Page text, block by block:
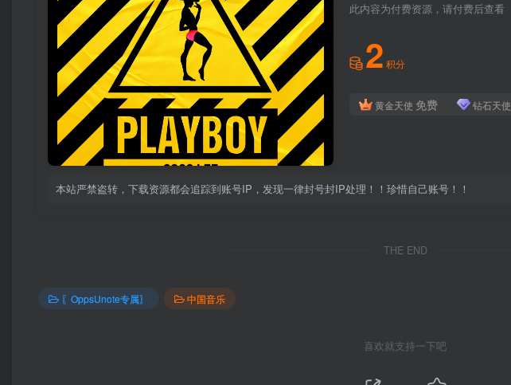
此内容为付费资源，请付费后查看
2 积分
黄金天使 免费 钻石天使
本站严禁盗转，下载资源都会追踪到账号IP，发现一律封号封IP处理！！珍惜自己账号！！
THE END
〖OppsUnote专属〗 中国音乐
喜欢就支持一下吧